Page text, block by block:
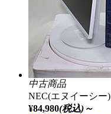
中古商品
NEC(エヌイーシー)
¥84,980(税込)～